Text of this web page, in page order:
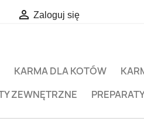
 Zaloguj się
KARMA DLA KOTÓW
ZEWNĘTRZNE